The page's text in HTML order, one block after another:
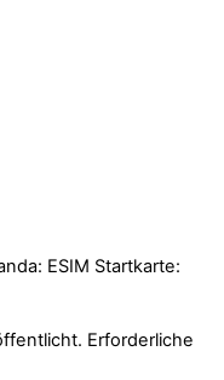
ESIM Startkarte:
Erforderliche